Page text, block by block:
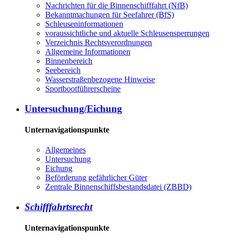
Nachrichten für die Binnenschifffahrt (NfB)
Bekanntmachungen für Seefahrer (BfS)
Schleuseninformationen
voraussichtliche und aktuelle Schleusensperrungen
Verzeichnis Rechtsverordnungen
Allgemeine Informationen
Binnenbereich
Seebereich
Wasserstraßenbezogene Hinweise
Sportbootführerscheine
Untersuchung/Eichung
Unternavigationspunkte
Allgemeines
Untersuchung
Eichung
Beförderung gefährlicher Güter
Zentrale Binnenschiffsbestandsdatei (ZBBD)
Schifffahrtsrecht
Unternavigationspunkte